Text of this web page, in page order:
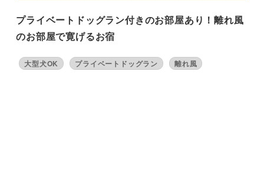
プライベートドッグラン付きのお部屋あり！離れ風
のお部屋で寛げるお宿
大型犬OK プライベートドッグラン 離れ風